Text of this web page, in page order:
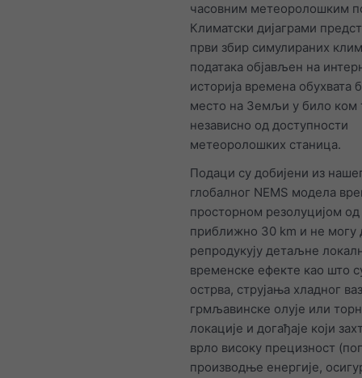
часовним метеоролошким
Климатски дијаграми
први збир симулираних
података објављен на
историја времена обухвата
место на Земљи у било ком
независно од доступности
метеоролошких станица.
Подаци су добијени из
глобалног NEMS модела
просторном резолуцијом од
приближно 30 km и не могу
репродукују детаљне
временске ефекте као што
острва, струјања хладног
грмљавинске олује или
локације и догађаје који
врло високу прецизност
производње енергије,